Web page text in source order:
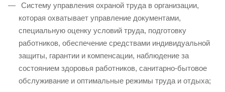
Систему управления охраной труда в организации,
которая охватывает управление документами,
специальную оценку условий труда, подготовку
работников, обеспечение средствами индивидуальной
защиты, гарантии и компенсации, наблюдение за
состоянием здоровья работников, санитарно-бытовое
обслуживание и оптимальные режимы труда и отдыха;